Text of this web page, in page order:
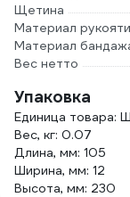
Щетина
Материал рукояти
Материал
Вес нетто
Упаковка
Единица товара:
Вес, кг: 0.07
Длина, мм: 105
Ширина, мм: 12
Высота, мм: 230